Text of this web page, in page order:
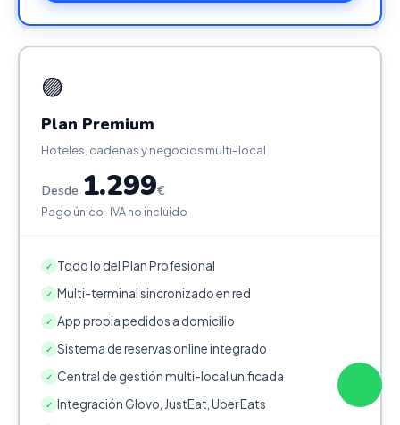
🟣
Plan Premium
Hoteles, cadenas y negocios multi-local
Desde 1.299€
Pago único · IVA no incluido
✓ Todo lo del Plan Profesional
✓ Multi-terminal sincronizado en red
✓ App propia pedidos a domicilio
✓ Sistema de reservas online integrado
✓ Central de gestión multi-local unificada
✓ Integración Glovo, JustEat, Uber Eats